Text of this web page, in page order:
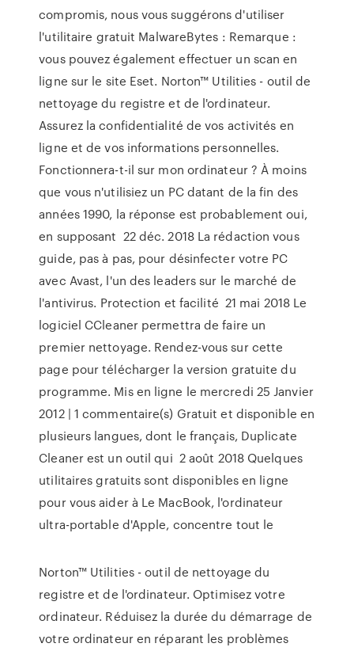
compromis, nous vous suggérons d'utiliser
l'utilitaire gratuit MalwareBytes : Remarque :
vous pouvez également effectuer un scan en
ligne sur le site Eset. Norton™ Utilities - outil de
nettoyage du registre et de l'ordinateur.
Assurez la confidentialité de vos activités en
ligne et de vos informations personnelles.
Fonctionnera-t-il sur mon ordinateur ? À moins
que vous n'utilisiez un PC datant de la fin des
années 1990, la réponse est probablement oui,
en supposant 22 déc. 2018 La rédaction vous
guide, pas à pas, pour désinfecter votre PC
avec Avast, l'un des leaders sur le marché de
l'antivirus. Protection et facilité 21 mai 2018 Le
logiciel CCleaner permettra de faire un
premier nettoyage. Rendez-vous sur cette
page pour télécharger la version gratuite du
programme. Mis en ligne le mercredi 25 Janvier
2012 | 1 commentaire(s) Gratuit et disponible en
plusieurs langues, dont le français, Duplicate
Cleaner est un outil qui 2 août 2018 Quelques
utilitaires gratuits sont disponibles en ligne
pour vous aider à Le MacBook, l'ordinateur
ultra-portable d'Apple, concentre tout le
Norton™ Utilities - outil de nettoyage du
registre et de l'ordinateur. Optimisez votre
ordinateur. Réduisez la durée du démarrage de
votre ordinateur en réparant les problèmes